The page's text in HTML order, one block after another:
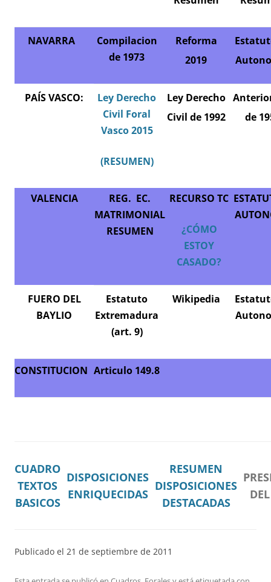
NAVARRA
Compilacion
de 1973
Reforma
2019
PAÍS VASCO:
Ley Derecho
Civil Foral
Vasco 2015
(RESUMEN)
Ley Derecho
Civil de 1992
de
VALENCIA
REG. EC.
MATRIMONIAL
RESUMEN
RECURSO TC
¿CÓMO
ESTOY
CASADO?
FUERO DEL
BAYLIO
Estatuto
Extremadura
(art. 9)
Wikipedia
CONSTITUCION Articulo 149.8
CUADRO
TEXTOS
BASICOS
DISPOSICIONES
ENRIQUECIDAS
RESUMEN
DISPOSICIONES
DESTACADAS
Publicado el 21 de septiembre de 2011